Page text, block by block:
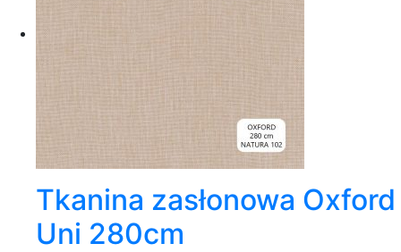
Tkanina zasłonowa Oxford
Uni 280cm